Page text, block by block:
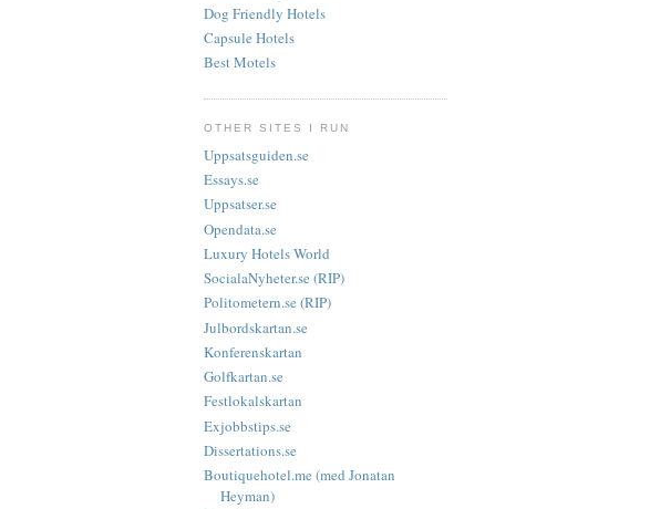
Dog Friendly Hotels
Capsule Hotels
Best Motels
OTHER SITES I RUN
Uppsatsguiden.se
Essays.se
Uppsatser.se
Opendata.se
Luxury Hotels World
SocialaNyheter.se (RIP)
Politometern.se (RIP)
Julbordskartan.se
Konferenskartan
Golfkartan.se
Festlokalskartan
Exjobbstips.se
Dissertations.se
Boutiquehotel.me (med Jonatan
Heyman)